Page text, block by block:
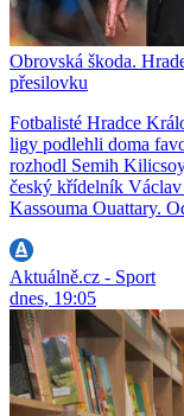
Obrovská škoda.
přesilovku
Fotbalisté Hradce
ligy podlehli doma
rozhodl Semih
český křídelník
Kassouma Ouattary.
Aktuálně.cz - Sport
dnes, 19:05